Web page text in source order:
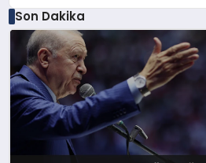
Son Dakika